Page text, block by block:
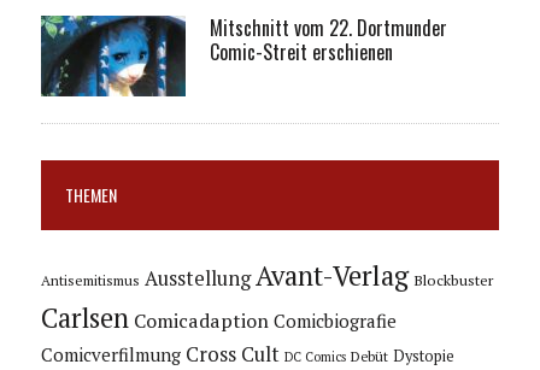
Mitschnitt vom 22. Dortmunder
Comic-Streit erschienen
THEMEN
Antisemitismus Ausstellung Avant-Verlag Blockbuster
Carlsen Comicadaption Comicbiografie
Comicverfilmung Cross Cult DC Comics Debüt Dystopie